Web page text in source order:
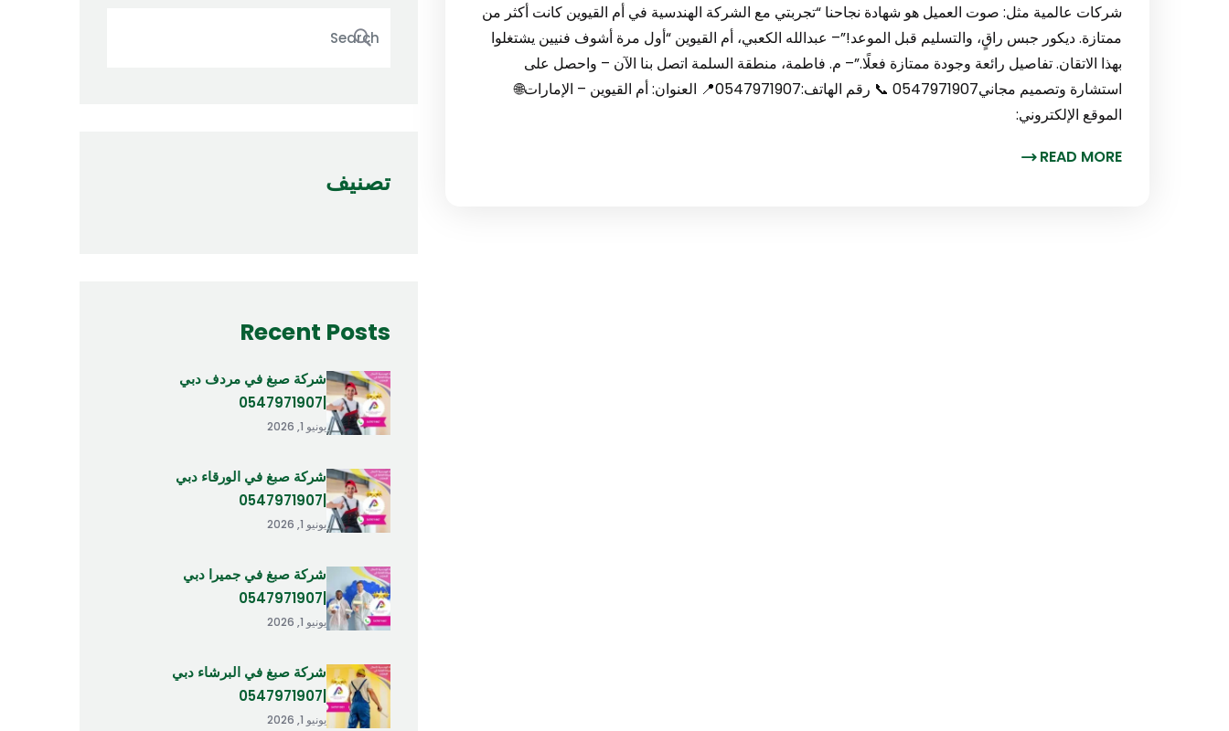
شركات عالمية مثل: صوت العميل هو شهادة نجاحنا “تجربتي مع الشركة الهندسية في أم القيوين كانت أكثر من
ممتازة. ديكور جبس راقٍ، والتسليم قبل الموعد!”– عبدالله الكعبي، أم القيوين “أول مرة أشوف فنيين يشتغلوا
بهذا الاتقان. تفاصيل رائعة وجودة ممتازة فعلًا.”– م. فاطمة، منطقة السلمة اتصل بنا الآن – واحصل على
استشارة وتصميم مجاني0547971907 📞 رقم الهاتف:0547971907📍 العنوان: أم القيوين – الإمارات🌐
الموقع الإلكتروني:
READ MORE
تصنيف
Recent Posts
شركة صبغ في مردف دبي
يونيو 1, 2026
شركة صبغ في الورقاء دبي
يونيو 1, 2026
شركة صبغ في جميرا دبي
يونيو 1, 2026
شركة صبغ في البرشاء دبي
يونيو 1, 2026